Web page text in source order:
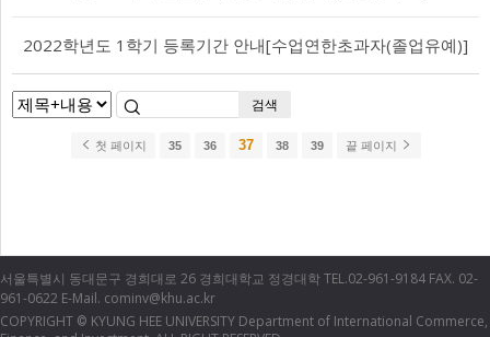
2022학년도 1학기 등록기간 안내[수업연한초과자(졸업유예)]
검색
첫 페이지 35 36 37 38 39 끝 페이지
서울특별시 동대문구 경희대로 26 경희대학교 정경대학 TEL.02-961-9184 FAX. 02-
961-0622 E-Mail. cominv@khu.ac.kr
COPYRIGHT © KYUNG HEE UNIVERSITY Department of International Commerce,